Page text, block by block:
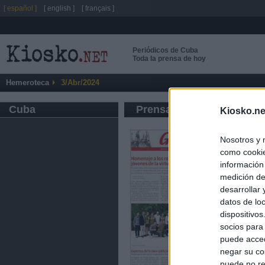
Nosotros y
como
medición
desarrollar
datos de
socios
puede
negar su
Periódicos de Cuba
Toda la prensa de hoy
Hemeroteca 3/Abr/2024
Cuba Prensa de Información
[ español ] [ english ] [ français ]